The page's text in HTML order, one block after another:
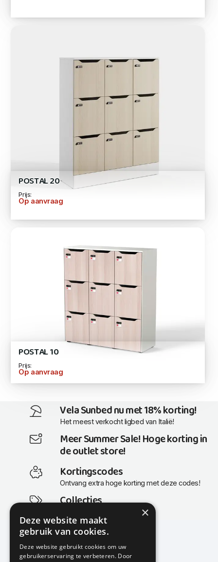
POSTAL 20
Prijs:
Op aanvraag
POSTAL 10
Prijs:
Op aanvraag
Vela Sunbed nu met 18% korting!
Het meest verkocht ligbed van Italië!
Meer Summer Sale! Hoge korting in
de outlet store!
Kortingscodes
Ontvang extra hoge korting met deze codes!
Collecties
Actuele en populaire collecties
×
Deze website maakt
gebruik van cookies.
Deze website gebruikt cookies om uw
gebruikerservaring te verbeteren. Door